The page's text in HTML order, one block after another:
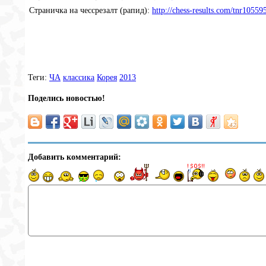
Страничка на чессрезалт (рапид): http://chess-results.com/
Теги: ЧА классика Корея 2013
Поделись новостью!
Добавить комментарий: